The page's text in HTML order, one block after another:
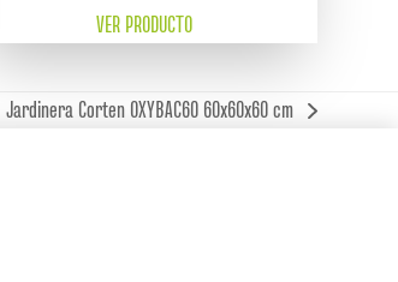
VER PRODUCTO
Jardinera Corten OXYBAC60 60x60x60 cm